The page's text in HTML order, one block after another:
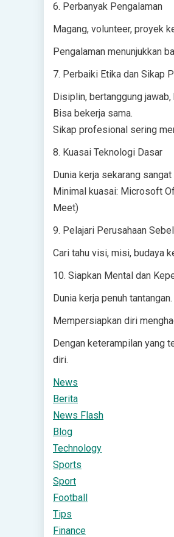
6. Perbanyak Pengalaman
Magang, volunteer, proyek
Pengalaman menunjukkan
7. Perbaiki Etika dan Sikap
Disiplin, bertanggung
Bisa bekerja sama.
Sikap profesional sering
8. Kuasai Teknologi Dasar
Dunia kerja sekarang
Minimal kuasai: Microsoft
Meet)
9. Pelajari Perusahaan
Cari tahu visi, misi, budaya
10. Siapkan Mental dan
Dunia kerja penuh
Mempersiapkan diri
Dengan keterampilan yang
diri.
News
Berita
News Flash
Blog
Technology
Sports
Sport
Football
Tips
Finance